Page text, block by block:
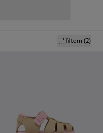
filtern (2)